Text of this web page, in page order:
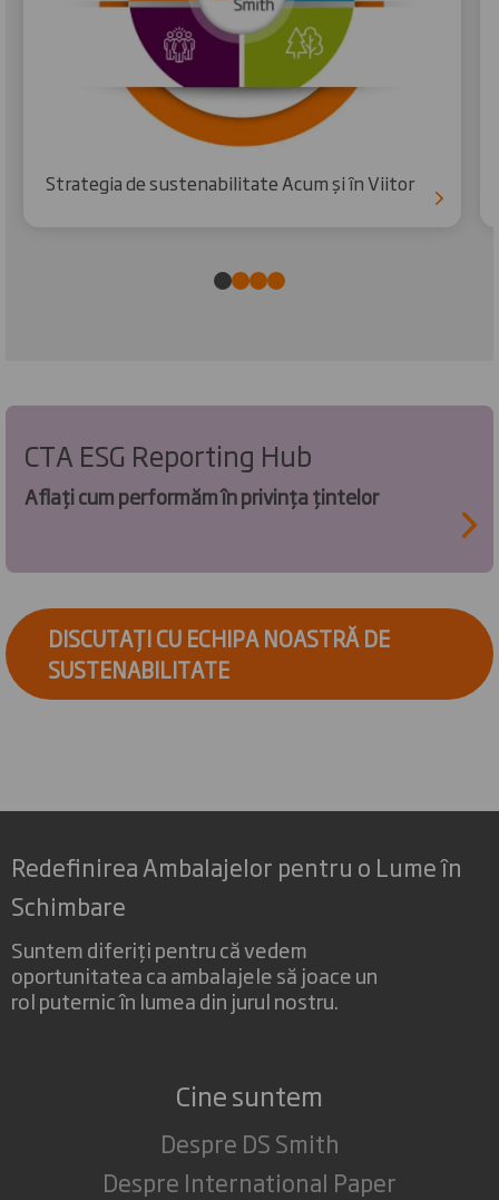
Strategia de sustenabilitate Acum și în Viitor
CTA ESG Reporting Hub
Aflați cum performăm în privința țintelor
DISCUTAȚI CU ECHIPA NOASTRĂ DE
SUSTENABILITATE
Redefinirea Ambalajelor pentru o Lume în
Schimbare
Suntem diferiți pentru că vedem
oportunitatea ca ambalajele să joace un
rol puternic în lumea din jurul nostru.
Cine suntem
Despre DS Smith
Despre International Paper